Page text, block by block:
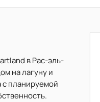
в Рас-эль-
на лагуну и
с планируемой